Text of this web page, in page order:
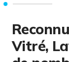
Vitré,